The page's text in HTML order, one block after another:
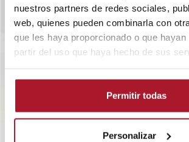
nuestros partners de redes sociales,
web, quienes pueden combinarla con
que les haya proporcionado o que hayan
partir del uso que haya hecho de sus
Permitir todas
Personalizar
SOBRE TRANSTEL
BLOG
POLÍTICA CORPORATIVA
OFERTAS DE EMPLEO